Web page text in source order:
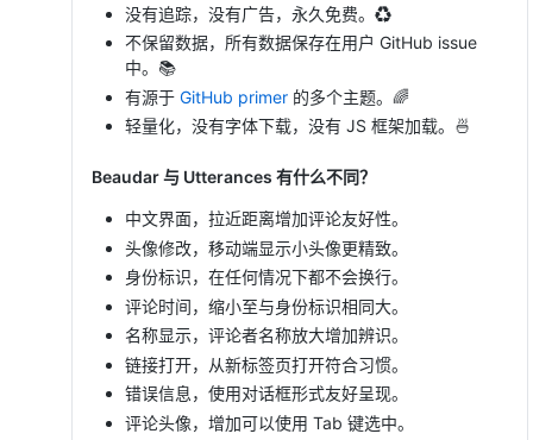
没有追踪，没有广告，永久免费。♻️
不保留数据，所有数据保存在用户 GitHub issue
中。📚
有源于 GitHub primer 的多个主题。🌈
轻量化，没有字体下载，没有 JS 框架加载。🍜
Beaudar 与 Utterances 有什么不同？
中文界面，拉近距离增加评论友好性。
头像修改，移动端显示小头像更精致。
身份标识，在任何情况下都不会换行。
评论时间，缩小至与身份标识相同大。
名称显示，评论者名称放大增加辨识。
链接打开，从新标签页打开符合习惯。
错误信息，使用对话框形式友好呈现。
评论头像，增加可以使用 Tab 键选中。